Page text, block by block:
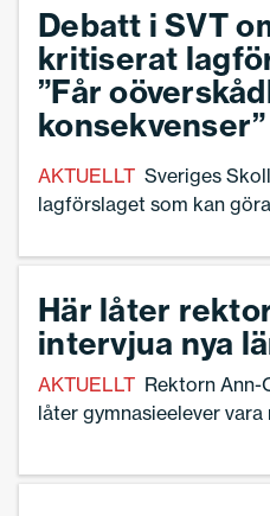
Göteborg.
Debatt i SVT
kritiserat
”Får
konsekvenser”
AKTUELLT Sveriges
lagförslaget som kan
debatterades i SVT under
konsekvenser, säger
Rydman,
Här låter
intervjua nya
AKTUELLT Rektorn
låter gymnasieelever vara
Staffangymnasiet i